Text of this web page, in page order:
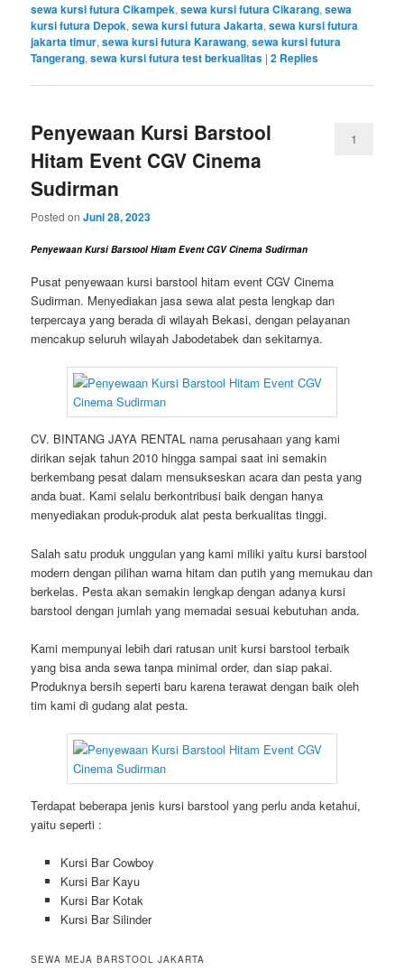
sewa kursi futura Cikampek,sewa kursi futura Cikarang,sewa
kursi futura Depok,sewa kursi futura Jakarta,sewa kursi futura
jakarta timur,sewa kursi futura Karawang,sewa kursi futura
Tangerang,sewa kursi futura test berkualitas |2 Replies
Penyewaan Kursi Barstool
Hitam Event CGV Cinema
Sudirman
Posted onJuni 28, 2023
1
Penyewaan Kursi Barstool Hitam Event CGV Cinema Sudirman
Pusat penyewaan kursi barstool hitam event CGV Cinema
Sudirman. Menyediakan jasa sewa alat pesta lengkap dan
terpercaya yang berada di wilayah Bekasi, dengan pelayanan
mencakup seluruh wilayah Jabodetabek dan sekitarnya.
CV. BINTANG JAYA RENTAL nama perusahaan yang kami
dirikan sejak tahun 2010 hingga sampai saat ini semakin
berkembang pesat dalam mensukseskan acara dan pesta yang
anda buat. Kami selalu berkontribusi baik dengan hanya
menyediakan produk-produk alat pesta berkualitas tinggi.
Salah satu produk unggulan yang kami miliki yaitu kursi barstool
modern dengan pilihan warna hitam dan putih yang memukau dan
berkelas. Pesta akan semakin lengkap dengan adanya kursi
barstool dengan jumlah yang memadai sesuai kebutuhan anda.
Kami mempunyai lebih dari ratusan unit kursi barstool terbaik
yang bisa anda sewa tanpa minimal order, dan siap pakai.
Produknya bersih seperti baru karena terawat dengan baik oleh
tim kami di gudang alat pesta.
Terdapat beberapa jenis kursi barstool yang perlu anda ketahui,
yaitu seperti :
Kursi Bar Cowboy
Kursi Bar Kayu
Kursi Bar Kotak
Kursi Bar Silinder
SEWA MEJA BARSTOOL JAKARTA